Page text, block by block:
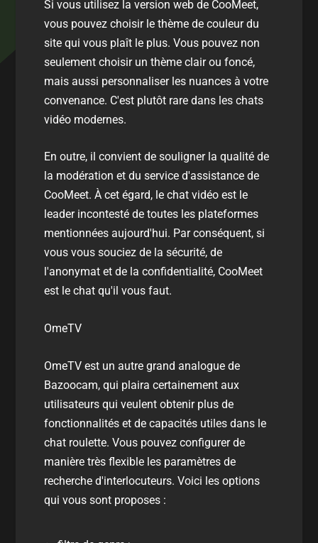
Si vous utilisez la version web de CooMeet,
vous pouvez choisir le thème de couleur du
site qui vous plaît le plus. Vous pouvez non
seulement choisir un thème clair ou foncé,
mais aussi personnaliser les nuances à votre
convenance. C'est plutôt rare dans les chats
vidéo modernes.
En outre, il convient de souligner la qualité de
la modération et du service d'assistance de
CooMeet. À cet égard, le chat vidéo est le
leader incontesté de toutes les plateformes
mentionnées aujourd'hui. Par conséquent, si
vous vous souciez de la sécurité, de
l'anonymat et de la confidentialité, CooMeet
est le chat qu'il vous faut.
OmeTV
OmeTV est un autre grand analogue de
Bazoocam, qui plaira certainement aux
utilisateurs qui veulent obtenir plus de
fonctionnalités et de capacités utiles dans le
chat roulette. Vous pouvez configurer de
manière très flexible les paramètres de
recherche d'interlocuteurs. Voici les options
qui vous sont proposes :